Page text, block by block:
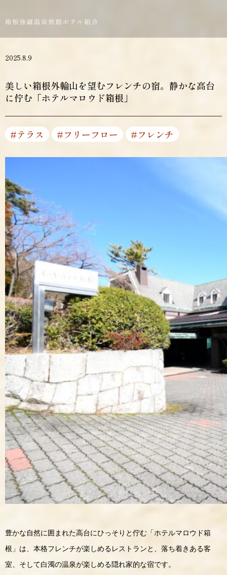
2025.8.9
美しい箱根外輪山を望むフレンチの宿。静かな高台
に佇む「ホテルマロウド箱根」
#テラス #フリーフロー #フレンチ
豊かな自然に囲まれた高台にひっそりと佇む「ホテルマロウド箱
根」は、本格フレンチが楽しめるレストランと、落ち着きある客
室、そして白濁の温泉が楽しめる隠れ家的な宿です。